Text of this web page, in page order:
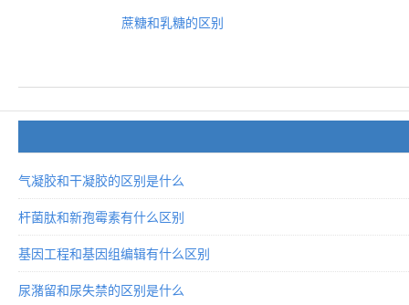
蔗糖和乳糖的区别
气凝胶和干凝胶的区别是什么
杆菌肽和新孢霉素有什么区别
基因工程和基因组编辑有什么区别
尿潴留和尿失禁的区别是什么